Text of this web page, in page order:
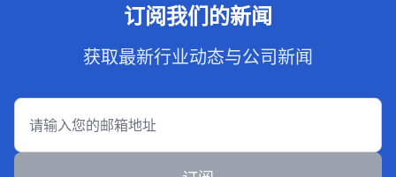
订阅我们的新闻
获取最新行业动态与公司新闻